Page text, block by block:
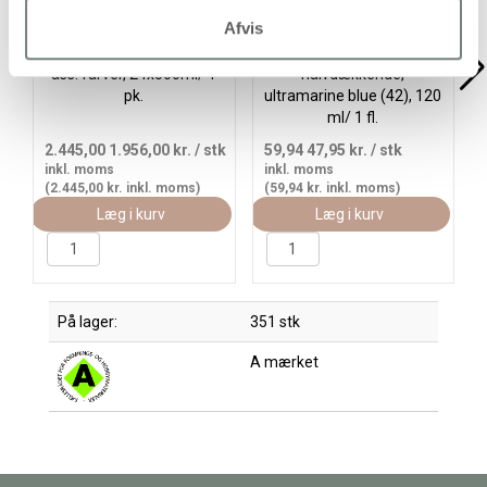
Afvis
ass. farver, 24x500ml/ 1
pk.
2.445,00 1.956,00 kr. / stk
inkl. moms
(2.445,00 kr. inkl. moms)
Læg i kurv
halvdækkende,
ultramarine blue (42), 120
ml/ 1 fl.
59,94 47,95 kr. / stk
inkl. moms
(59,94 kr. inkl. moms)
Læg i kurv
På lager: 351 stk
A mærket